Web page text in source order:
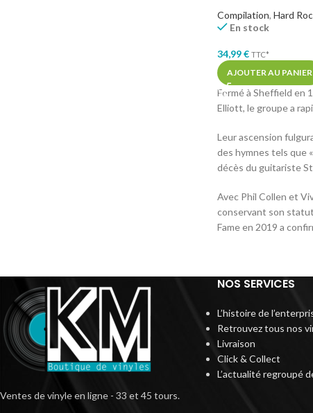
Compilation, Hard
En stock
34,99€ TTC*
AJOUTER AU PANIER
Formé à Sheffield en
Elliott, le groupe a
Leur ascension
des hymnes tels que
décès du guitariste
Avec Phil Collen et
conservant son statut
Fame en 2019 a
Ventes de vinyle en ligne - 33 et 45 tours.
NOS SERVICES
L’histoire de
Retrouvez tous nos
Livraison
Click & Collect
L’actualité regroupé